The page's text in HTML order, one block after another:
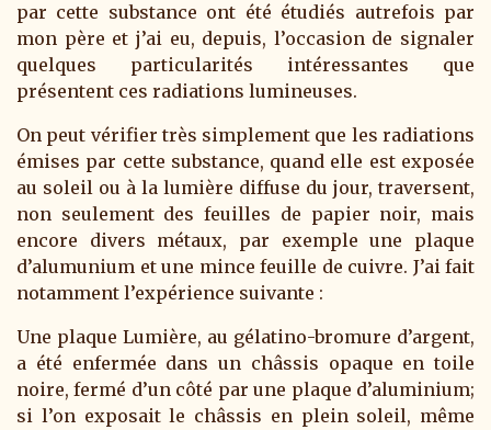
par cette substance ont été étudiés autrefois par
mon père et j’ai eu, depuis, l’occasion de signaler
quelques particularités intéressantes que
présentent ces radiations lumineuses.
On peut vérifier très simplement que les radiations
émises par cette substance, quand elle est exposée
au soleil ou à la lumière diffuse du jour, traversent,
non seulement des feuilles de papier noir, mais
encore divers métaux, par exemple une plaque
d’alumunium et une mince feuille de cuivre. J’ai fait
notamment l’expérience suivante :
Une plaque Lumière, au gélatino-bromure d’argent,
a été enfermée dans un châssis opaque en toile
noire, fermé d’un côté par une plaque d’aluminium;
si l’on exposait le châssis en plein soleil, même